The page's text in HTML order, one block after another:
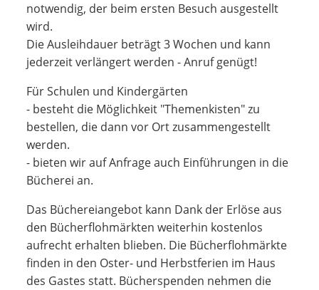
notwendig, der beim ersten Besuch ausgestellt
wird.
Die Ausleihdauer beträgt 3 Wochen und kann
jederzeit verlängert werden - Anruf genügt!
Für Schulen und Kindergärten
- besteht die Möglichkeit "Themenkisten" zu
bestellen, die dann vor Ort zusammengestellt
werden.
- bieten wir auf Anfrage auch Einführungen in die
Bücherei an.
Das Büchereiangebot kann Dank der Erlöse aus
den Bücherflohmärkten weiterhin kostenlos
aufrecht erhalten blieben. Die Bücherflohmärkte
finden in den Oster- und Herbstferien im Haus
des Gastes statt. Bücherspenden nehmen die